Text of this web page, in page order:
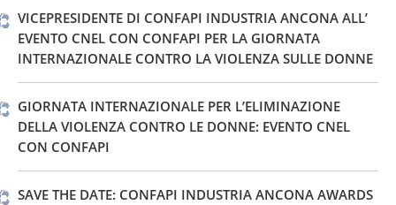
VICEPRESIDENTE DI CONFAPI INDUSTRIA ANCONA ALL’
EVENTO CNEL CON CONFAPI PER LA GIORNATA
INTERNAZIONALE CONTRO LA VIOLENZA SULLE DONNE
GIORNATA INTERNAZIONALE PER L’ELIMINAZIONE
DELLA VIOLENZA CONTRO LE DONNE: EVENTO CNEL
CON CONFAPI
SAVE THE DATE: CONFAPI INDUSTRIA ANCONA AWARDS